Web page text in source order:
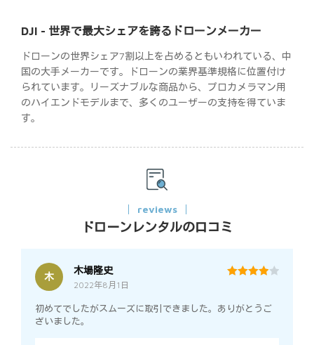
DJI - 世界で最大シェアを誇るドローンメーカー
ドローンの世界シェア7割以上を占めるともいわれている、中
国の大手メーカーです。ドローンの業界基準規格に位置付け
られています。リーズナブルな商品から、プロカメラマン用
のハイエンドモデルまで、多くのユーザーの支持を得ていま
す。
reviews
ドローンレンタルの口コミ
木
木場隆史
2022年8月1日
初めてでしたがスムーズに取引できました。ありがとうご
ざいました。